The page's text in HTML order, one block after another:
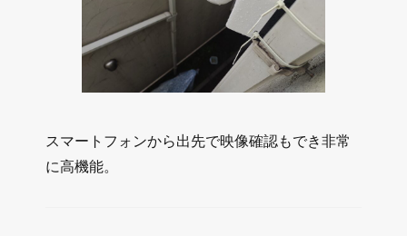
スマートフォンから出先で映像確認もでき非常
に高機能。